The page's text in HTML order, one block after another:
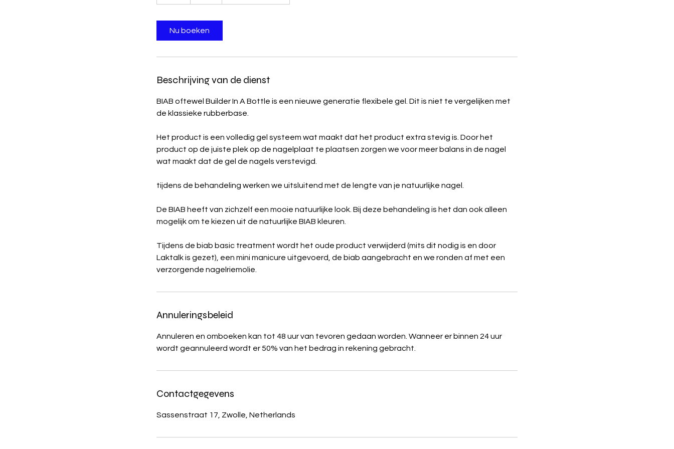
Nu boeken
Beschrijving van de dienst
BIAB oftewel Builder In A Bottle is een nieuwe generatie flexibele gel. Dit is niet te vergelijken met
de klassieke rubberbase.
Het product is een volledig gel systeem wat maakt dat het product extra stevig is. Door het
product op de juiste plek op de nagelplaat te plaatsen zorgen we voor meer balans in de nagel
wat maakt dat de gel de nagels verstevigd.
tijdens de behandeling werken we uitsluitend met de lengte van je natuurlijke nagel.
De BIAB heeft van zichzelf een mooie natuurlijke look. Bij deze behandeling is het dan ook alleen
mogelijk om te kiezen uit de natuurlijke BIAB kleuren.
Tijdens de biab basic treatment wordt het oude product verwijderd (mits dit nodig is en door
Laktalk is gezet), een mini manicure uitgevoerd, de biab aangebracht en we ronden af met een
verzorgende nagelriemolie.
Annuleringsbeleid
Annuleren en omboeken kan tot 48 uur van tevoren gedaan worden. Wanneer er binnen 24 uur
wordt geannuleerd wordt er 50% van het bedrag in rekening gebracht.
Contactgegevens
Sassenstraat 17, Zwolle, Netherlands